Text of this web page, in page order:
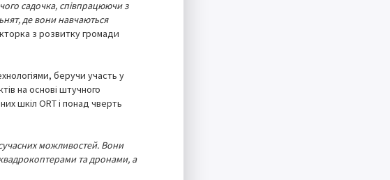
садочка, співпрацюючи з
де вони навчаються
з розвитку громади
беручи участь у
на основі штучного
шкіл ORT і понад чверть
можливостей. Вони
та дронами, а